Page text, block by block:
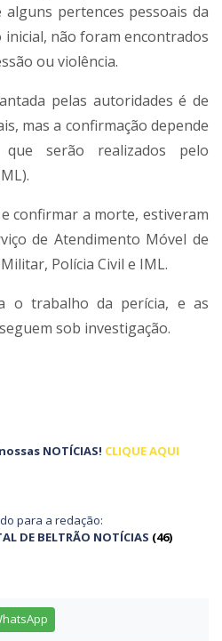
pertences pessoais da
inicial, não foram encontrados
ou violência.
pelas autoridades é de
mas a confirmação depende
serão realizados pelo
confirmar a morte, estiveram
de Atendimento Móvel de
Polícia Civil e IML.
o trabalho da perícia, e as
sob investigação.
nossas NOTÍCIAS! CLIQUE AQUI
para a redação:
DE BELTRÃO NOTÍCIAS (46)